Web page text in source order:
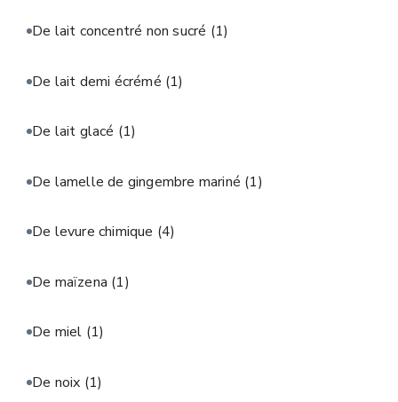
De lait concentré non sucré (1)
De lait demi écrémé (1)
De lait glacé (1)
De lamelle de gingembre mariné (1)
De levure chimique (4)
De maïzena (1)
De miel (1)
De noix (1)